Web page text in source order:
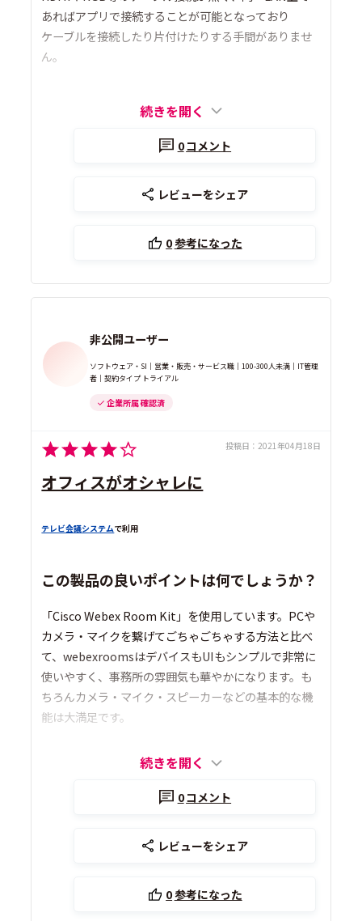
あればアプリで接続することが可能となっており
ケーブルを接続したり片付けたりする手間がありませ
ん。
続きを開く
0コメント
レビューをシェア
0参考になった
非公開ユーザー
ソフトウェア・SI｜営業・販売・サービス職｜100-300人未満｜IT管理
者｜契約タイプ トライアル
企業所属 確認済
投稿日： 2021年04月18日
オフィスがオシャレに
テレビ会議システムで利用
この製品の良いポイントは何でしょうか？
「Cisco Webex Room Kit」を使用しています。PCや
カメラ・マイクを繋げてごちゃごちゃする方法と比べ
て、webexroomsはデバイスもUIもシンプルで非常に
使いやすく、事務所の雰囲気も華やかになります。も
ちろんカメラ・マイク・スピーカーなどの基本的な機
能は大満足です。
続きを開く
0コメント
レビューをシェア
0参考になった